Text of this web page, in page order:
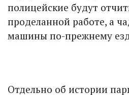
полицейские будут
проделанной работе, а
машины по-прежнему
Отдельно об истории